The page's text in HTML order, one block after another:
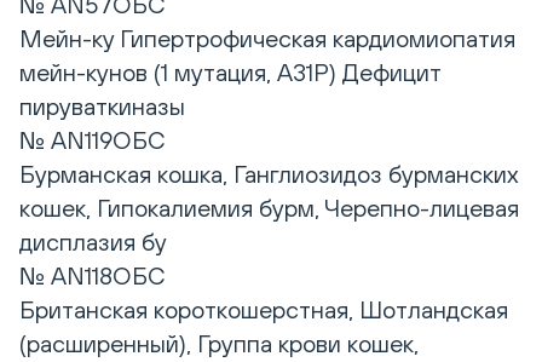
Мейн-ку Гипертрофическая кардиомиопатия
мейн-кунов (1 мутация, А31Р) Дефицит
пируваткиназы
№ AN119ОБС
Бурманская кошка, Ганглиозидоз бурманских
кошек, Гипокалиемия бурм, Черепно-лицевая
дисплазия бу
№ AN118ОБС
Британская короткошерстная, Шотландская
(расширенный), Группа крови кошек,